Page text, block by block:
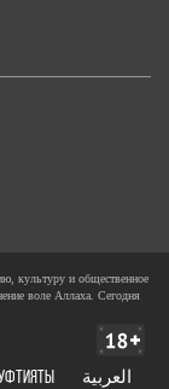
культуру и общественное
воле Аллаха. Сегодня
العربية